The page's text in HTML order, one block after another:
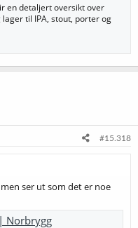
en detaljert oversikt over
til IPA, stout, porter og
#15.318
ser ut som det er noe
Norbrygg